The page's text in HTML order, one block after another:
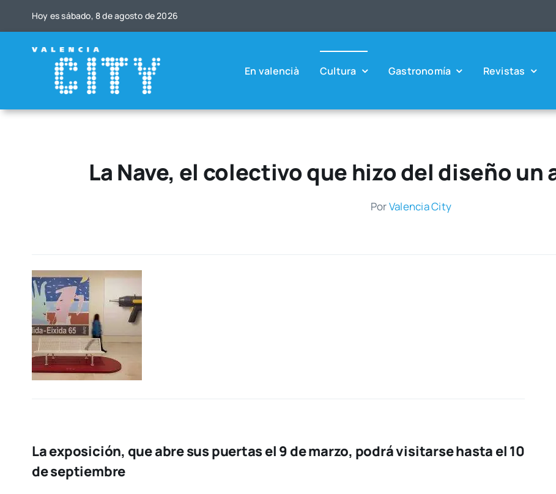
Hoy es sába­do, 8 de agos­to de 2026
En valen­cià Cul­tu­ra Gas­tro­no­mía Revis­tas
La Nave, el colectivo que hizo del diseño un
PorValen­cia City
La exposición, que abre sus puertas el 9 de marzo, podrá visitarse hasta el 10
de septiembre